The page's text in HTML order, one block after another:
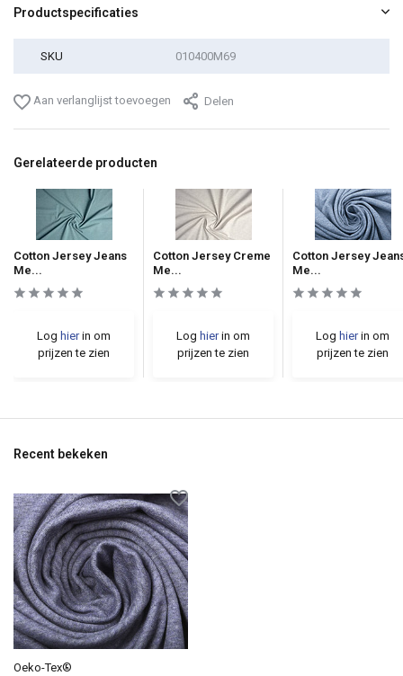
Productspecificaties
SKU 010400M69
Aan verlanglijst toevoegen Delen
Gerelateerde producten
Cotton Jersey Jeans
Me...
Log hierin om
prijzen te zien
Cotton Jersey Creme
Me...
Log hierin om
prijzen te zien
Cotton Jersey
Me...
Log hierin om
prijzen te zien
Recent bekeken
Oeko-Tex®